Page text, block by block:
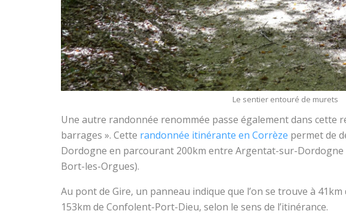
Le sentier entouré de murets
Une autre randonnée renommée passe également dans cette
barrages ». Cette randonnée itinérante en Corrèze permet de
Dordogne en parcourant 200km entre Argentat-sur-
Bort-les-Orgues).
Au pont de Gire, un panneau indique que l’on se trouve à
153km de Confolent-Port-Dieu, selon le sens de l’itinérance.